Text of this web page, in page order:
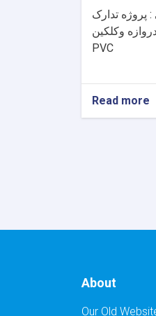
پروژه تدارک
مترمربع دروازه وکلکین
PVC
Read more
About
Our Old